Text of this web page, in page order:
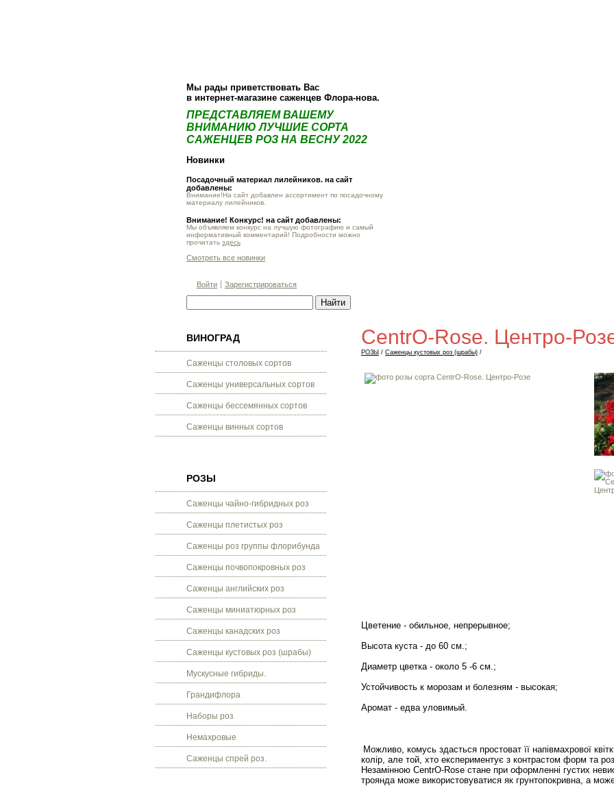
Мы рады приветствовать Вас
в интернет-магазине саженцев Флора-нова.
ПРЕДСТАВЛЯЕМ ВАШЕМУ
ВНИМАНИЮ ЛУЧШИЕ СОРТА
САЖЕНЦЕВ РОЗ НА ВЕСНУ 2022
Новинки
Посадочный материал лилейников. на сайт
добавлены:
Внимание!На сайт добавлен ассортимент по посадочному
материалу лилейников.
Внимание! Конкурс! на сайт добавлены:
Мы объявляем конкурс на лучшую фотографию и самый
информативный комментарий! Подробности можно
прочитать здесь
Смотреть все новинки
Войти Зарегистрироваться
ВИНОГРАД
Саженцы столовых сортов
Саженцы универсальных сортов
Саженцы бессемянных сортов
Саженцы винных сортов
РОЗЫ
Саженцы чайно-гибридных роз
Саженцы плетистых роз
Саженцы роз группы флорибунда
Саженцы почвопокровных роз
Саженцы английских роз
Саженцы миниатюрных роз
Саженцы канадских роз
Саженцы кустовых роз (шрабы)
Мускусные гибриды.
Грандифлора
Наборы роз
Немахровые
Саженцы спрей роз.
CentrO-Rose. Центро-
РОЗЫ / Саженцы кустовых роз (шрабы) /
Цветение - обильное, непрерывное;
Высота куста - до 60 см.;
Диаметр цветка - около 5 -6 см.;
Устойчивость к морозам и болезням - высокая;
Аромат - едва уловимый.
Можливо, комусь здасться простоват її напівмахрової
колір, але той, хто експериментує з контрастом форм та
Незамінною CentrO-Rose стане при оформленні густих
троянда може використовуватися як грунтопокривна, а